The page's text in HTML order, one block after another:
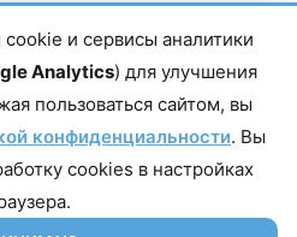
издания Магомаев Тимур Нухович.
94-34 Почта: vestiskfo@gmail.com По
пр-т Насрутдинова, д. 1а. Все
использование полных материалов
возможно только при условии
и сервисы аналитики
Analytics) для улучшения
пользоваться сайтом, вы
конфиденциальности. Вы
cookies в настройках